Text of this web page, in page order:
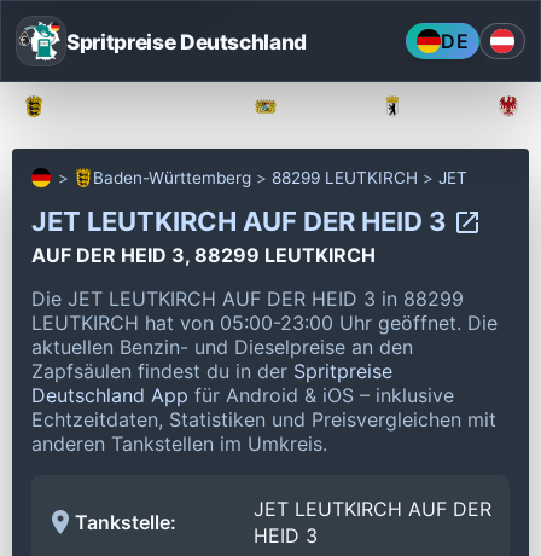
Spritpreise Deutschland DE
Baden-Württemberg 88299 LEUTKIRCH JET
JET LEUTKIRCH AUF DER HEID 3
AUF DER HEID 3, 88299 LEUTKIRCH
Die JET LEUTKIRCH AUF DER HEID 3 in 88299
LEUTKIRCH hat von 05:00-23:00 Uhr geöffnet. Die
aktuellen Benzin- und Dieselpreise an den
Zapfsäulen findest du in der Spritpreise
Deutschland App für Android & iOS – inklusive
Echtzeitdaten, Statistiken und Preisvergleichen mit
anderen Tankstellen im Umkreis.
Tankstelle:
JET LEUTKIRCH AUF DER
HEID 3